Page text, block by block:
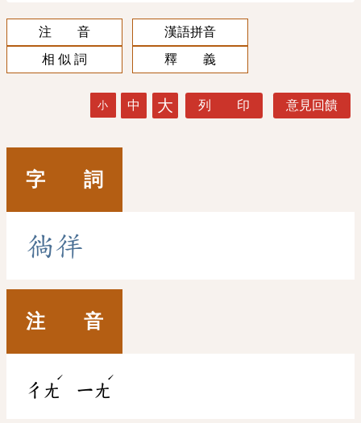
注 音
漢語拼音
相 似 詞
釋 義
小 中 大 列 印 意見回饋
字 詞
徜徉
注 音
ㄔㄤ
ˊ
ㄧㄤ
ˊ